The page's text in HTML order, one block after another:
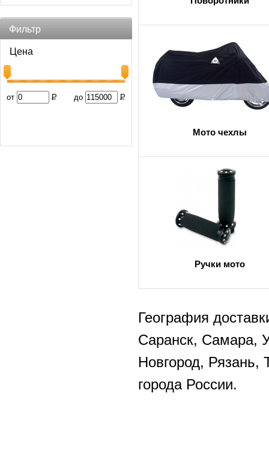
Фильтр
Цена
от Р до Р
Мото чехлы
Ручки мото
География
Саранск, Самара,
Новгород, Рязань,
города России.